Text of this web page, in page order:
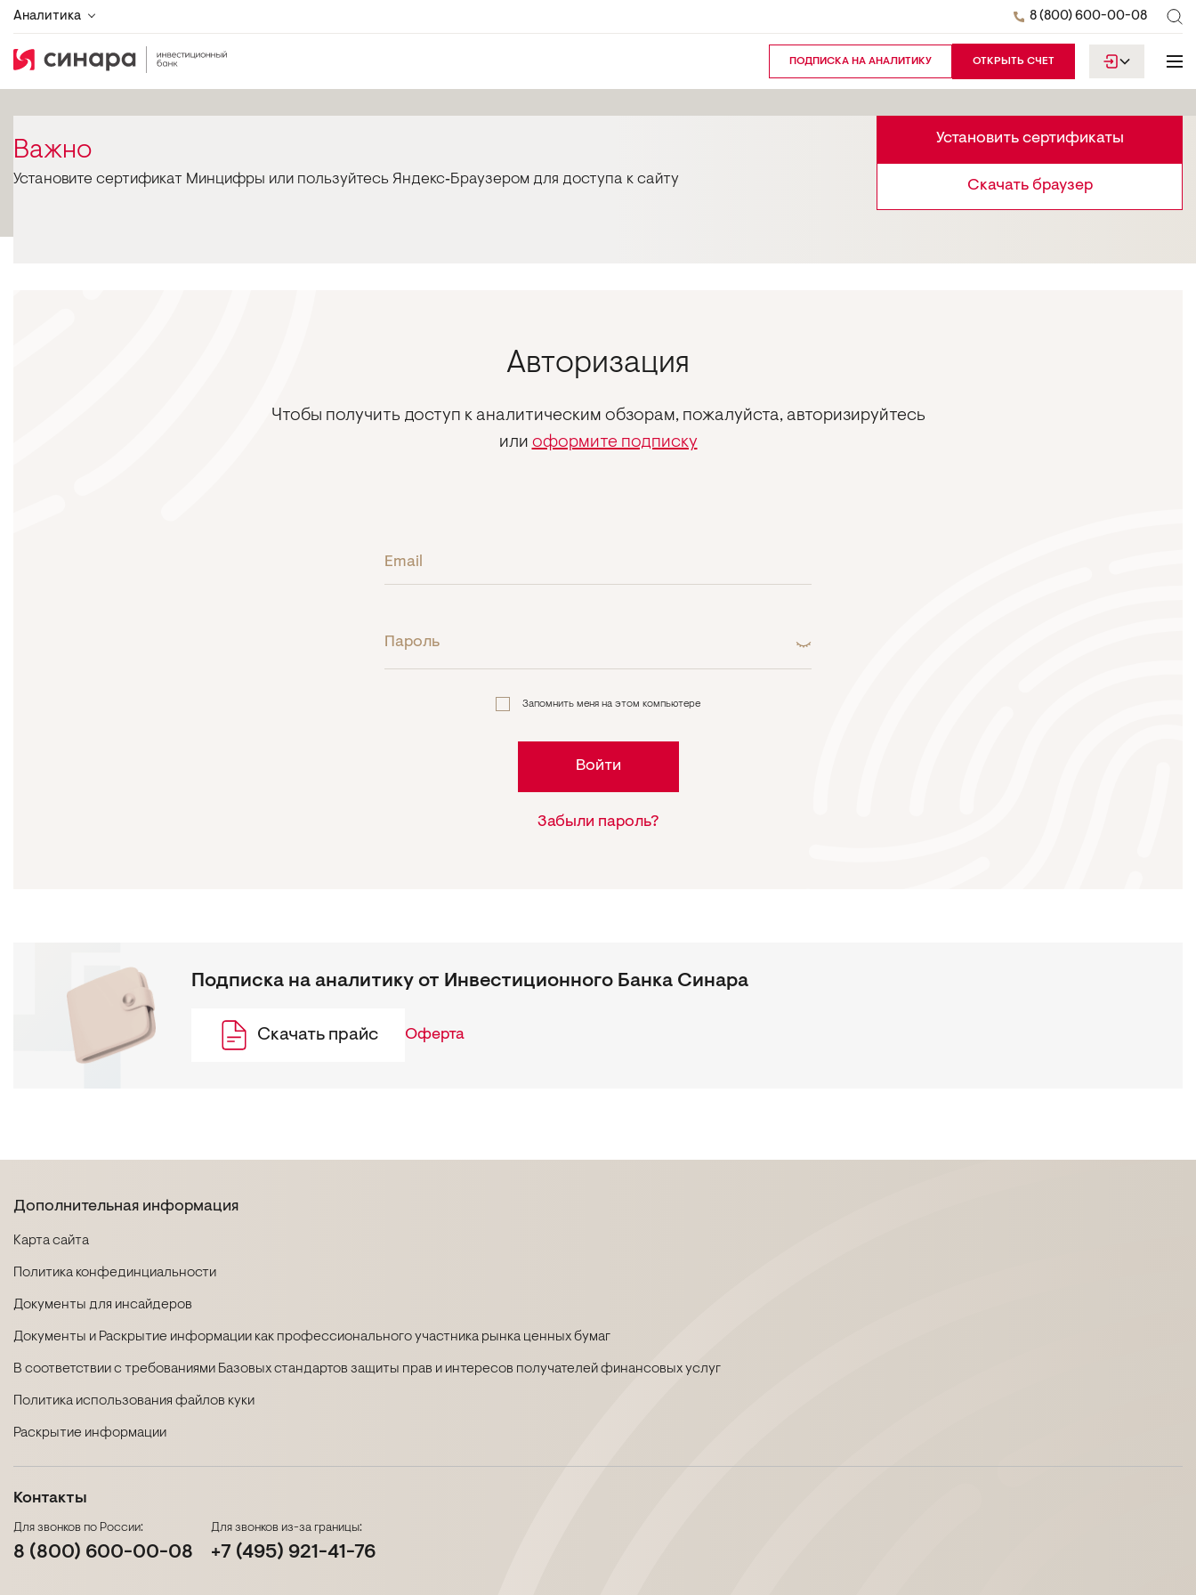
Аналитика 8 (800) 600-00-08
ПОДПИСКА НА АНАЛИТИКУ ОТКРЫТЬ СЧЕТ
Важно
Установите сертификат Минцифры или пользуйтесь Яндекс‑Браузером для доступа к сайту
Установить сертификаты
Скачать браузер
Авторизация
Чтобы получить доступ к аналитическим обзорам, пожалуйста, авторизируйтесь
или оформите подписку
Email
Пароль
Запомнить меня на этом компьютере
Войти
Забыли пароль?
Подписка на аналитику от Инвестиционного Банка Синара
Скачать прайс Оферта
Дополнительная информация
Карта сайта
Политика конфединциальности
Документы для инсайдеров
Документы и Раскрытие информации как профессионального участника рынка ценных бумаг
В соответствии с требованиями Базовых стандартов защиты прав и интересов получателей финансовых услуг
Политика использования файлов куки
Раскрытие информации
Контакты
Для звонков по России:
8 (800) 600-00-08
Для звонков из-за границы:
+7 (495) 921-41-76